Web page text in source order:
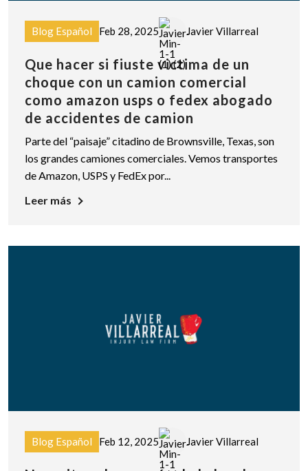
Blog Español Feb 28, 2025 Javier Villarreal
Que hacer si fiuste victima de un
choque con un camion comercial
como amazon usps o fedex abogado
de accidentes de camion
Parte del “paisaje” citadino de Brownsville, Texas, son
los grandes camiones comerciales. Vemos transportes
de Amazon, USPS y FedEx por...
Leer más
Blog Español Feb 12, 2025 Javier Villarreal